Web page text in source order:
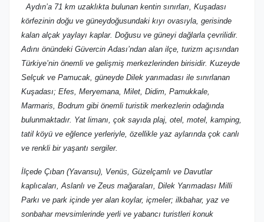
Aydın’a 71 km uzaklıkta bulunan kentin sınırları, Kuşadası
körfezinin doğu ve güneydoğusundaki kıyı ovasıyla, gerisinde
kalan alçak yaylayı kaplar. Doğusu ve güneyi dağlarla çevrilidir.
Adını önündeki Güvercin Adası’ndan alan ilçe, turizm açısından
Türkiye’nin önemli ve gelişmiş merkezlerinden birisidir. Kuzeyde
Selçuk ve Pamucak, güneyde Dilek yarımadası ile sınırlanan
Kuşadası; Efes, Meryemana, Milet, Didim, Pamukkale,
Marmaris, Bodrum gibi önemli turistik merkezlerin odağında
bulunmaktadır. Yat limanı, çok sayıda plaj, otel, motel, kamping,
tatil köyü ve eğlence yerleriyle, özellikle yaz aylarında çok canlı
ve renkli bir yaşantı sergiler.
İlçede Çıban (Yavansu), Venüs, Güzelçamlı ve Davutlar
kaplıcaları, Aslanlı ve Zeus mağaraları, Dilek Yarımadası Milli
Parkı ve park içinde yer alan koylar, içmeler; ilkbahar, yaz ve
sonbahar mevsimlerinde yerli ve yabancı turistleri konuk